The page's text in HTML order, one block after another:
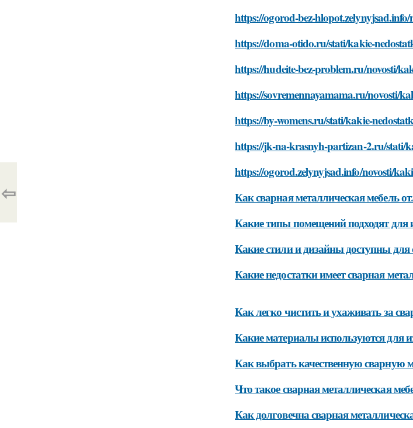
https://ogorod-bez-
https://doma-otido.ru/stati/kakie-
https://hudeite-bez-problem.ru/novosti/
https://sovremennayamama.ru/novosti/
https://by-womens.ru/stati/kakie-
https://jk-na-krasnyh-partizan-2.ru/stati/
https://ogorod.zelynyjsad.info/novosti/
Как сварная металлическая мебель
Какие типы помещений подходят для
Какие стили и дизайны доступны для
Какие недостатки имеет сварная
Как легко чистить и ухаживать за
Какие материалы используются для
Как выбрать качественную сварную
Что такое сварная металлическая
Как долговечна сварная
⇦